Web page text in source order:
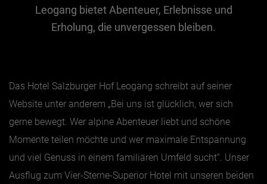
Jänner
Februar
März
Mai
Leogang bietet Abenteuer, Erlebnisse und
Erholung, die unvergessen bleiben.
Das Hotel Salzburger Hof Leogang schreibt auf seiner
Website unter anderem „Bei uns ist glücklich, wer sich
gerne bewegt. Wer alpine Abenteuer liebt und schöne
Momente teilen möchte und wer maximale Entspannung
und viel Genuss in einem familiären Umfeld sucht“. Unser
Ausflug zum Vier-Sterne-Superior Hotel mit unseren beiden